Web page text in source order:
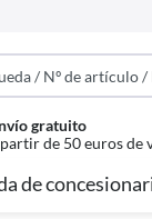
gratuito
de 50 euros de
de